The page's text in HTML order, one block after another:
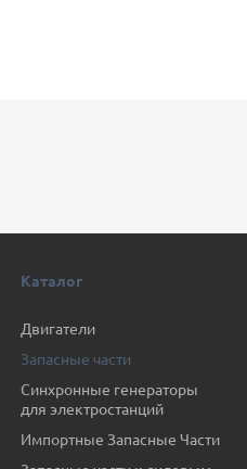
Каталог
Двигатели
Запасные части
Синхронные генераторы
для электростанций
Импортные Запасные Части